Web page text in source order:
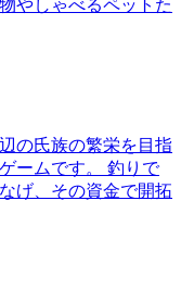
やしゃべるペットた
の氏族の繁栄を目指
ームです。 釣りで
げ、その資金で開拓